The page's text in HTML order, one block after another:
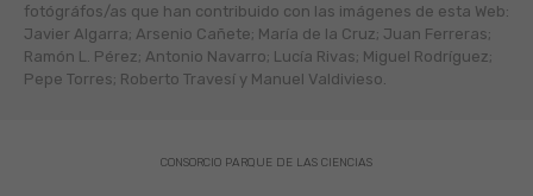
fotógráfos/as que han contribuido con las imágenes de esta Web:
Javier Algarra; Arsenio Cañete; María de la Cruz; Juan Ferreras;
Ramón L. Pérez; Antonio Navarro; Lucía Rivas; Miguel Rodríguez;
Pepe Torres; Roberto Travesí y Manuel Valdivieso.
CONSORCIO PARQUE DE LAS CIENCIAS